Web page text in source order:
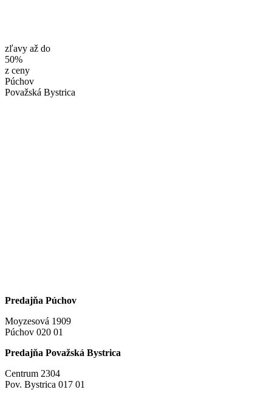
zľavy až do
50%
z ceny
Púchov
Považská Bystrica
Predajňa Púchov
Moyzesová 1909
Púchov 020 01
Predajňa Považská Bystrica
Centrum 2304
Pov. Bystrica 017 01